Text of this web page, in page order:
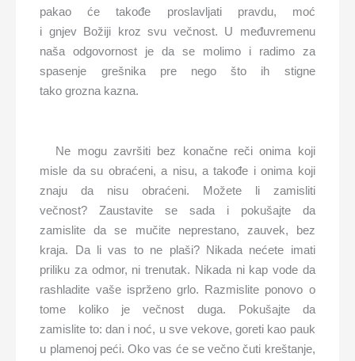
pakao će takođe proslavljati pravdu, moć
i gnjev Božiji kroz svu večnost. U međuvremenu
naša odgovornost je da se molimo i radimo za
spasenje grešnika pre nego što ih stigne
tako grozna kazna.
Ne mogu završiti bez konačne reči onima koji
misle da su obraćeni, a nisu, a takođe i onima koji
znaju da nisu obraćeni. Možete li zamisliti
večnost? Zaustavite se sada i pokušajte da
zamislite da se mučite neprestano, zauvek, bez
kraja. Da li vas to ne plaši? Nikada nećete imati
priliku za odmor, ni trenutak. Nikada ni kap vode da
rashladite vaše isprženo grlo. Razmislite ponovo o
tome koliko je večnost duga. Pokušajte da
zamislite to: dan i noć, u sve vekove, goreti kao pauk
u plamenoj peći. Oko vas će se večno čuti kreštanje,